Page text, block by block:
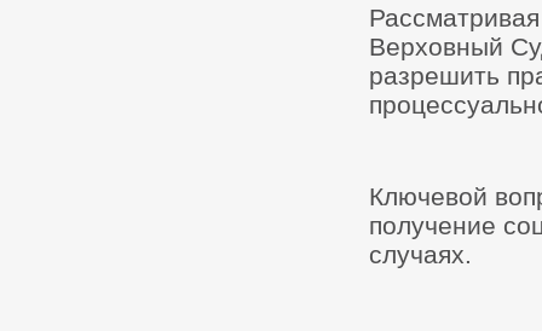
Верховный
разрешить
Ключевой
получение
случаях.